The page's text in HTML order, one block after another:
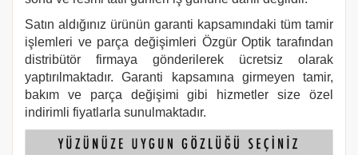
Satın aldığınız ürünün garanti kapsamındaki tüm tamir
işlemleri ve parça değişimleri Özgür Optik tarafından
distribütör firmaya gönderilerek ücretsiz olarak
yaptırılmaktadır. Garanti kapsamına girmeyen tamir,
bakım ve parça değişimi gibi hizmetler size özel
indirimli fiyatlarla sunulmaktadır.